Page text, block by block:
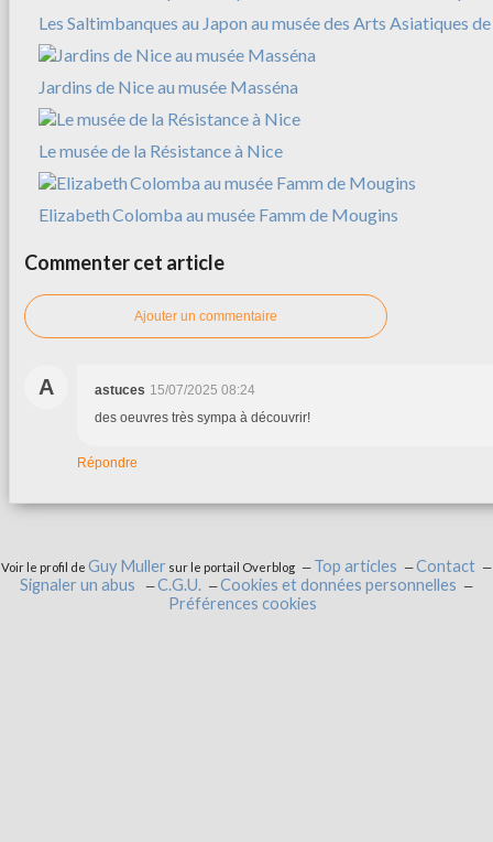
Les Saltimbanques au Japon au musée des Arts Asiatiques
Jardins de Nice au musée Masséna
Le musée de la Résistance à Nice
Elizabeth Colomba au musée Famm de Mougins
Commenter cet article
Ajouter un commentaire
A astuces 15/07/2025 08:24
des oeuvres très sympa à découvrir!
Répondre
Voir le profil de Guy Muller sur le portail Overblog Top articles
Contact
Signaler un abus
C.G.U.
Cookies et données personnelles
Préférences cookies